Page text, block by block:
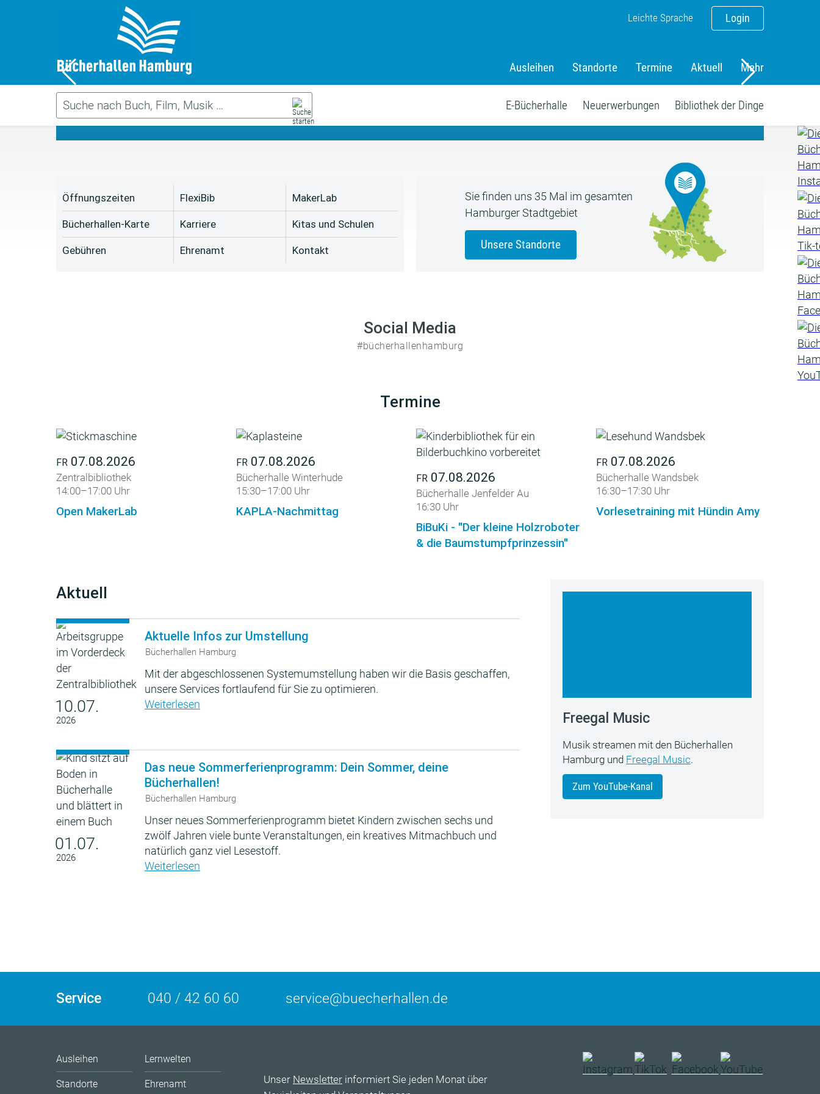
Login
Leichte Sprache
Ausleihen Standorte Termine Aktuell Mehr
E-Bücherhalle Neuerwerbungen Bibliothek der Dinge
Das neue Sommerferienprogramm
Öffnungszeiten
Bücherhallen-Karte
Gebühren
FlexiBib
Karriere
Ehrenamt
MakerLab
Kitas und Schulen
Kontakt
Sie finden uns 35 Mal im gesamten
Hamburger Stadtgebiet
Unsere Standorte
Social Media
#bücherhallenhamburg
Termine
FR 07.08.2026
Zentralbibliothek
14:00–17:00 Uhr
Open MakerLab
FR 07.08.2026
Bücherhalle Winterhude
15:30–17:00 Uhr
KAPLA-Nachmittag
FR 07.08.2026
Bücherhalle Jenfelder Au
16:30 Uhr
BiBuKi - "Der kleine Holzroboter
& die Baumstumpfprinzessin"
FR 07.08.2026
Bücherhalle Wandsbek
16:30–17:30 Uhr
Vorlesetraining mit Hündin Amy
Aktuell
10.07.
2026
Aktuelle Infos zur Umstellung
Bücherhallen Hamburg
Mit der abgeschlossenen Systemumstellung haben wir die Basis geschaffen,
unsere Services fortlaufend für Sie zu optimieren.
Weiterlesen
01.07.
2026
Das neue Sommerferienprogramm: Dein Sommer, deine
Bücherhallen!
Bücherhallen Hamburg
Unser neues Sommerferienprogramm bietet Kindern zwischen sechs und
zwölf Jahren viele bunte Veranstaltungen, ein kreatives Mitmachbuch und
natürlich ganz viel Lesestoff.
Weiterlesen
Freegal Music
Musik streamen mit den Bücherhallen
Hamburg und Freegal Music.
Zum YouTube-Kanal
Service 040 / 42 60 60 service@buecherhallen.de
Ausleihen
Standorte
Lernwelten
Ehrenamt Unser Newsletter informiert Sie jeden Monat über